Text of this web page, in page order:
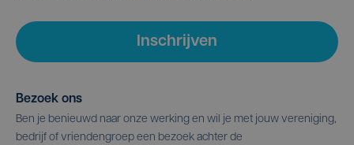
Inschrijven
Bezoek ons
Ben je benieuwd naar onze werking en wil je met jouw vereniging,
bedrijf of vriendengroep een bezoek achter de